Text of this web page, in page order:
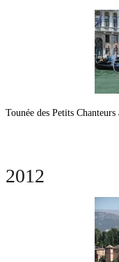
Tounée des Petits Chanteurs
2012